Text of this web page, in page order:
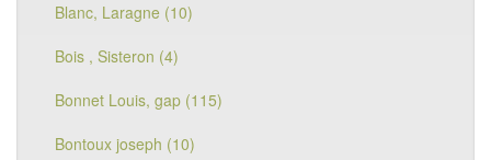
Blanc, Laragne (10)
Bois , Sisteron (4)
Bonnet Louis, gap (115)
Bontoux joseph (10)